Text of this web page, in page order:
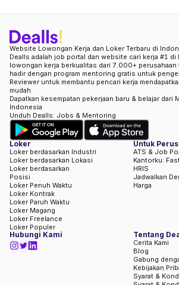
Website Lowongan Kerja dan Loker Terbaru di
Dealls adalah job portal dan website cari kerja #1 di
lowongan kerja berkualitas dari 7.000+ perusahaan
hadir dengan program mentoring gratis untuk
Reviewer untuk membantu pencari kerja
mudah.
Dapatkan kesempatan pekerjaan baru & belajar dari
Indonesia
Unduh Dealls: Jobs & Mentoring
Loker
Loker berdasarkan Industri
Loker berdasarkan Lokasi
Loker berdasarkan
Posisi
Loker Penuh Waktu
Loker Kontrak
Loker Paruh Waktu
Loker Magang
Loker Freelance
Loker Populer
Untuk
ATS & Job
Kantorku:
HRIS
Jadwalkan
Harga
Hubungi Kami Tentang
Cerita Kami
Blog
Gabung
Kebijakan
Syarat &